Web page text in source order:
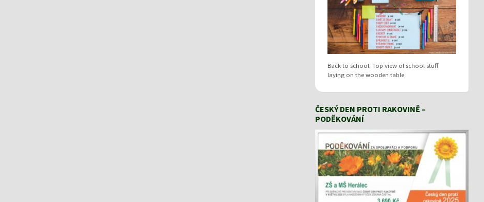
Back to school. Top view of school stuff
laying on the wooden table
ČESKÝ DEN PROTI RAKOVINĚ –
PODĚKOVÁNÍ